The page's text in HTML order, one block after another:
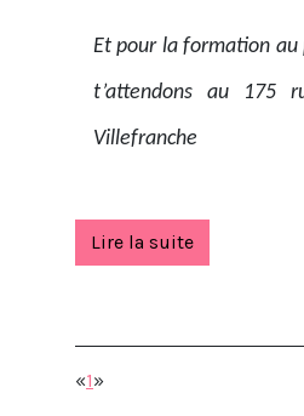
Et pour la formation au
t’attendons au 175
Villefranche
Lire la suite
«1»